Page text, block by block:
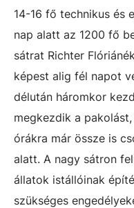
14-16 fő technikus és
nap alatt az 1200 fő
sátrat Richter
képest alig fél napot
délután háromkor
megkezdik a
órákra már össze is
alatt. A nagy sátron
állatok istállóinak
szükséges